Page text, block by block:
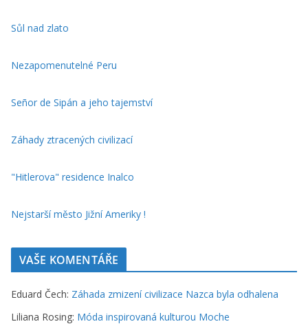
Sůl nad zlato
Nezapomenutelné Peru
Señor de Sipán a jeho tajemství
Záhady ztracených civilizací
"Hitlerova" residence Inalco
Nejstarší město Jižní Ameriky !
VAŠE KOMENTÁŘE
Eduard Čech: Záhada zmizení civilizace Nazca byla odhalena
Liliana Rosing: Móda inspirovaná kulturou Moche